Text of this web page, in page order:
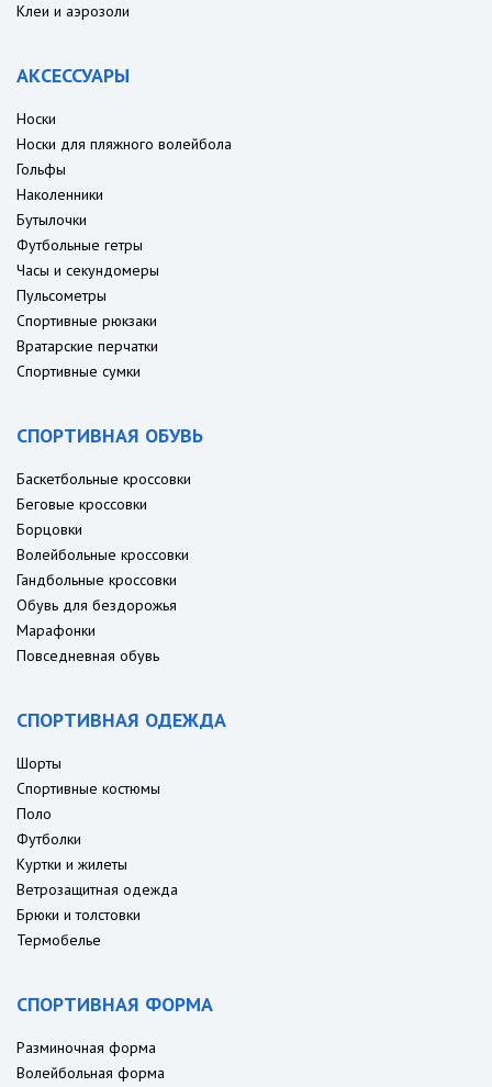
Клеи и аэрозоли
АКСЕССУАРЫ
Носки
Носки для пляжного волейбола
Гольфы
Наколенники
Бутылочки
Футбольные гетры
Часы и секундомеры
Пульсометры
Спортивные рюкзаки
Вратарские перчатки
Спортивные сумки
СПОРТИВНАЯ ОБУВЬ
Баскетбольные кроссовки
Беговые кроссовки
Борцовки
Волейбольные кроссовки
Гандбольные кроссовки
Обувь для бездорожья
Марафонки
Повседневная обувь
СПОРТИВНАЯ ОДЕЖДА
Шорты
Спортивные костюмы
Поло
Футболки
Куртки и жилеты
Ветрозащитная одежда
Брюки и толстовки
Термобелье
СПОРТИВНАЯ ФОРМА
Разминочная форма
Волейбольная форма